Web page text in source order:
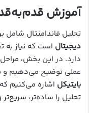
آموزش
تحلیل فاندامنتال
دیجیتال است که نیاز به
دارد. در این بخش،
عملی توضیح می‌دهیم و
بایتیکل اشاره می‌کنیم
تحلیل را ساده‌تر،